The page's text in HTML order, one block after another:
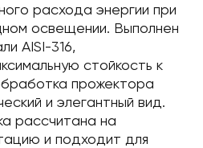
расхода энергии при
освещении. Выполнен
AISI-316,
стойкость к
прожектора
и элегантный вид.
рассчитана на
и подходит для